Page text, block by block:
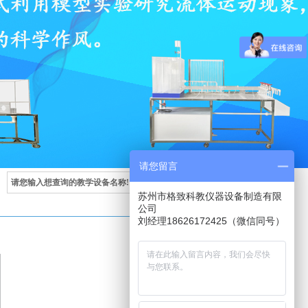
请您留言
苏州市格致科教仪器设备制造有限
公司
刘经理18626172425（微信同号）